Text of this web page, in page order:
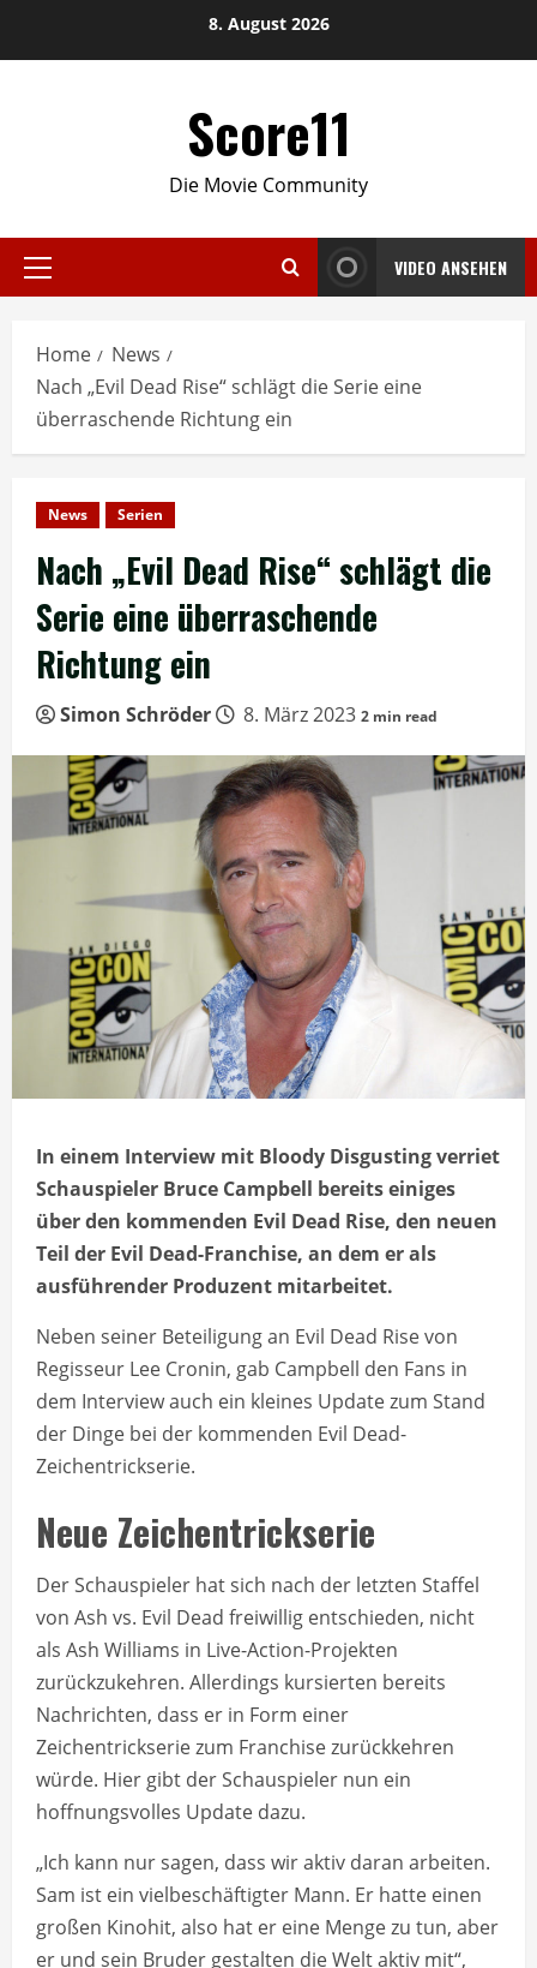
8. August 2026
Score11
Die Movie Community
Primary
VIDEO ANSEHEN
Home
News
Nach „Evil Dead Rise“ schlägt die Serie eine
überraschende Richtung ein
News Serien
Nach „Evil Dead Rise“ schlägt die
Serie eine überraschende
Richtung ein
Simon Schröder 8. März 2023 2 min read
In einem Interview mit Bloody Disgusting verriet
Schauspieler Bruce Campbell bereits einiges
über den kommenden Evil Dead Rise, den neuen
Teil der Evil Dead-Franchise, an dem er als
ausführender Produzent mitarbeitet.
Neben seiner Beteiligung an Evil Dead Rise von
Regisseur Lee Cronin, gab Campbell den Fans in
dem Interview auch ein kleines Update zum Stand
der Dinge bei der kommenden Evil Dead-
Zeichentrickserie.
Neue Zeichentrickserie
Der Schauspieler hat sich nach der letzten Staffel
von Ash vs. Evil Dead freiwillig entschieden, nicht
als Ash Williams in Live-Action-Projekten
zurückzukehren. Allerdings kursierten bereits
Nachrichten, dass er in Form einer
Zeichentrickserie zum Franchise zurückkehren
würde. Hier gibt der Schauspieler nun ein
hoffnungsvolles Update dazu.
„Ich kann nur sagen, dass wir aktiv daran arbeiten.
Sam ist ein vielbeschäftigter Mann. Er hatte einen
großen Kinohit, also hat er eine Menge zu tun, aber
er und sein Bruder gestalten die Welt aktiv mit“,